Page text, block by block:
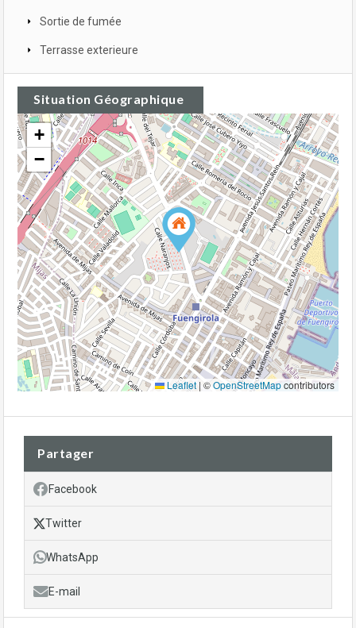
Sortie de fumée
Terrasse exterieure
Situation Géographique
+
−
Leaflet | ©OpenStreetMapcontributors
Partager
Facebook
Twitter
WhatsApp
E-mail